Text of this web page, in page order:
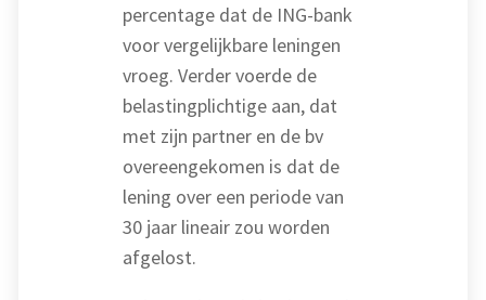
percentage dat de ING-bank
voor vergelijkbare leningen
vroeg. Verder voerde de
belastingplichtige aan, dat
met zijn partner en de bv
overeengekomen is dat de
lening over een periode van
30 jaar lineair zou worden
afgelost.